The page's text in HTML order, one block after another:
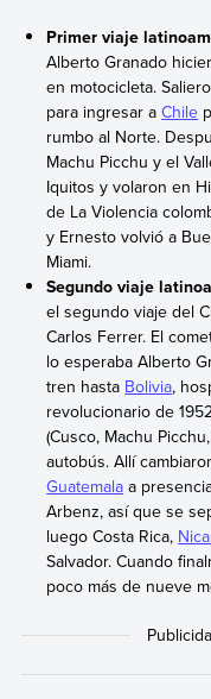
Primer viaje
Alberto Granado
en motocicleta.
para ingresar aChile
rumbo al Norte.
Machu Picchu y el
Iquitos y volaron en
de La Violencia
y Ernesto volvió a
Miami.
Segundo viaje
el segundo viaje del
Carlos Ferrer. El
lo esperaba Alberto
tren hasta Bolivia,
revolucionario de
(Cusco, Machu
autobús. Allí
Guatemala a
Arbenz, así que se
luego Costa Rica,
Salvador. Cuando
poco más de nueve